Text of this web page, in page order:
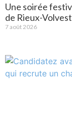
Une soirée
de Rieux-
7 août 2026